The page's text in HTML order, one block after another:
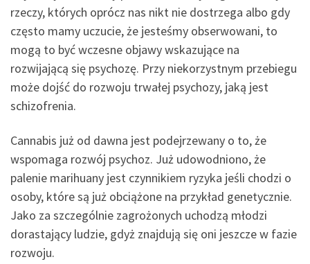
rzeczy, których oprócz nas nikt nie dostrzega albo gdy
często mamy uczucie, że jesteśmy obserwowani, to
mogą to być wczesne objawy wskazujące na
rozwijającą się psychozę. Przy niekorzystnym przebiegu
może dojść do rozwoju trwałej psychozy, jaką jest
schizofrenia.
Cannabis już od dawna jest podejrzewany o to, że
wspomaga rozwój psychoz. Już udowodniono, że
palenie marihuany jest czynnikiem ryzyka jeśli chodzi o
osoby, które są już obciążone na przykład genetycznie.
Jako za szczególnie zagrożonych uchodzą młodzi
dorastający ludzie, gdyż znajdują się oni jeszcze w fazie
rozwoju.